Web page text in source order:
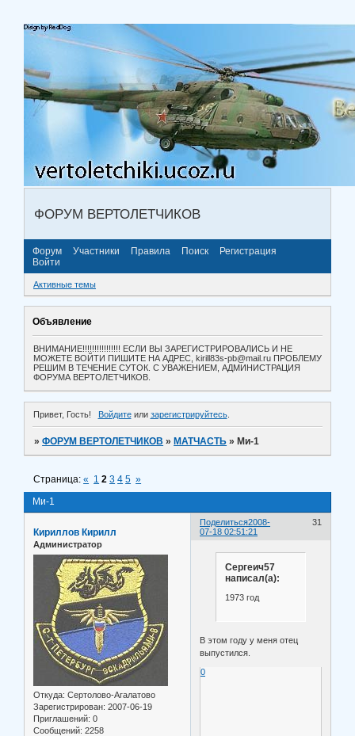
ФОРУМ ВЕРТОЛЕТЧИКОВ
Форум Участники Правила Поиск
Регистрация
Войти
Активные темы
Объявление
ВНИМАНИЕ!!!!!!!!!!!!!!!! ЕСЛИ ВЫ ЗАРЕГИСТРИРОВАЛИСЬ И НЕ
МОЖЕТЕ ВОЙТИ ПИШИТЕ НА АДРЕС, kirill83s-pb@mail.ru ПРОБЛЕМУ
РЕШИМ В ТЕЧЕНИЕ СУТОК. С УВАЖЕНИЕМ, АДМИНИСТРАЦИЯ
ФОРУМА ВЕРТОЛЕТЧИКОВ.
Привет, Гость! Войдитеили зарегистрируйтесь.
»ФОРУМ ВЕРТОЛЕТЧИКОВ » МАТЧАСТЬ » Ми-1
Ми-1
Страница:« 1 2 3 4 5 »
Поделиться 31
2008-
07-18 02:51:21
Кириллов Кирилл
Администратор
Откуда: Сертолово-Агалатово
Зарегистрирован: 2007-06-19
Приглашений: 0
Сообщений: 2258
Сергеич57
написал(а):
1973 год
В этом году у меня отец
выпустился.
0